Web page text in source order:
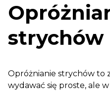
strychów
Opróżnianie strychów to
wydawać się proste, ale